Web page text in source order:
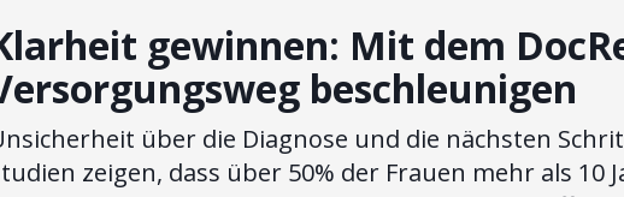
gewinnen: Mit dem
beschleunigen
über die Diagnose und die nächsten
zeigen, dass über 50% der Frauen mehr als 10